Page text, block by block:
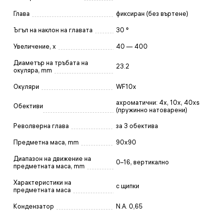
Глава фиксиран (без въртене)
Ъгъл на наклон на главата 30 °
Увеличение, x 40 — 400
Диаметър на тръбата на
окуляра, mm
23.2
Окуляри WF10x
Обективи
ахроматични: 4x, 10x, 40xs
(пружинно натоварени)
Револверна глава за 3 обектива
Предметна маса, mm 90x90
Диапазон на движение на
предметната маса, mm
0–16, вертикално
Характеристики на
предметната маса
с щипки
Кондензатор N.A. 0,65